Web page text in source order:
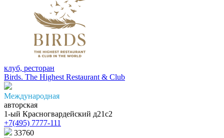
клуб, ресторан
Birds. The Highest Restaurant & Club
Международная
авторская
1-ый Красногвардейский д21с2
+7(495) 7777-111
33760